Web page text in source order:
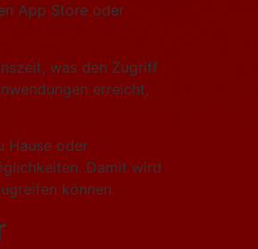
App Store oder
was den Zugriff
erreicht,
Hause oder
Damit wird
können.